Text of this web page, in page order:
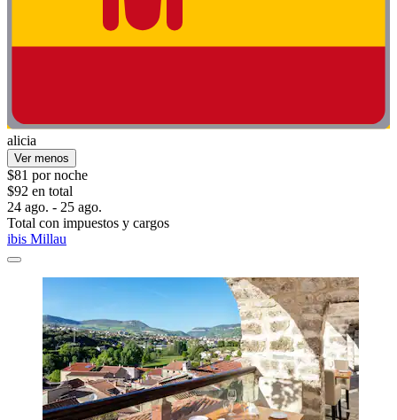
alicia
Ver menos
$81 por noche
$92 en total
24 ago. - 25 ago.
Total con impuestos y cargos
ibis Millau